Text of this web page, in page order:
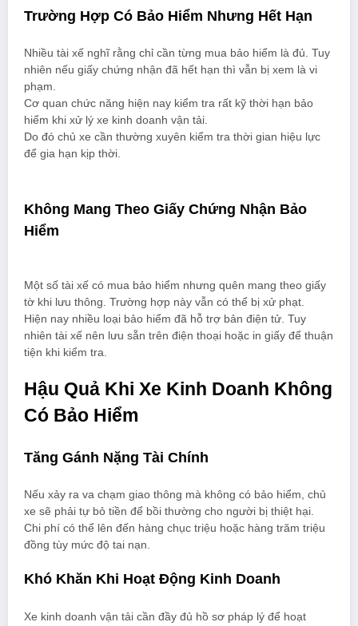
Trường Hợp Có Bảo Hiểm Nhưng Hết Hạn
Nhiều tài xế nghĩ rằng chỉ cần từng mua bảo hiểm là đủ. Tuy
nhiên nếu giấy chứng nhận đã hết hạn thì vẫn bị xem là vi
phạm.
Cơ quan chức năng hiện nay kiểm tra rất kỹ thời hạn bảo
hiểm khi xử lý xe kinh doanh vận tải.
Do đó chủ xe cần thường xuyên kiểm tra thời gian hiệu lực
để gia hạn kịp thời.
Không Mang Theo Giấy Chứng Nhận Bảo
Hiểm
Một số tài xế có mua bảo hiểm nhưng quên mang theo giấy
tờ khi lưu thông. Trường hợp này vẫn có thể bị xử phạt.
Hiện nay nhiều loại bảo hiểm đã hỗ trợ bản điện tử. Tuy
nhiên tài xế nên lưu sẵn trên điện thoại hoặc in giấy để thuận
tiện khi kiểm tra.
Hậu Quả Khi Xe Kinh Doanh Không
Có Bảo Hiểm
Tăng Gánh Nặng Tài Chính
Nếu xảy ra va chạm giao thông mà không có bảo hiểm, chủ
xe sẽ phải tự bỏ tiền để bồi thường cho người bị thiệt hại.
Chi phí có thể lên đến hàng chục triệu hoặc hàng trăm triệu
đồng tùy mức độ tai nạn.
Khó Khăn Khi Hoạt Động Kinh Doanh
Xe kinh doanh vận tải cần đầy đủ hồ sơ pháp lý để hoạt